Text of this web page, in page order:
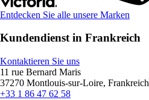
Entdecken Sie alle unsere Marken
Kundendienst in Frankreich
Kontaktieren Sie uns
11 rue Bernard Maris
37270 Montlouis-sur-Loire, Frankreich
+33 1 86 47 62 58